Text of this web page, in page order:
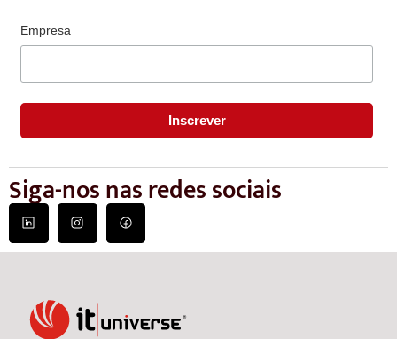
Empresa
Siga-nos nas redes sociais